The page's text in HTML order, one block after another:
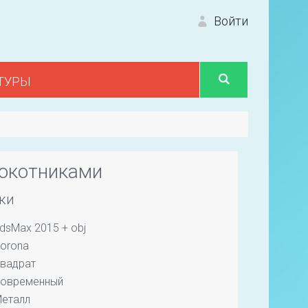
Войти
2015 + obj